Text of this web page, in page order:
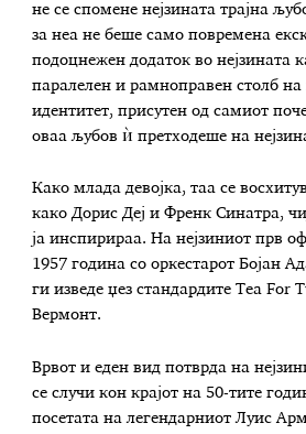
не се спомене нејзината трајна
за неа не беше само повремена
подоцнежен додаток во нејзината
паралелен и рамноправен столб на
идентитет, присутен од самиот
оваа љубов ѝ претходеше на
Како млада девојка, таа се
како Дорис Деј и Френк Синатра,
ја инспирираа. На нејзиниот прв
1957 година со оркестарот Бојан
ги изведе џез стандардите Tea For
Вермонт.
Врвот и еден вид потврда на
се случи кон крајот на 50-тите
посетата на легендарниот Луис